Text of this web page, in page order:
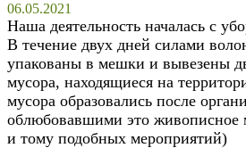
06.05.2021
Наша деятельность началась с
В течение двух дней силами
упакованы в мешки и вывезены
мусора, находящиеся на
мусора образовались после
облюбовавшими это живописное
и тому подобных мероприятий)